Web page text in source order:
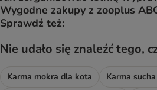
Wygodne zakupy z zooplus
Sprawdź też:
Nie udało się znaleźć tego,
Karma mokra dla kota
Karma